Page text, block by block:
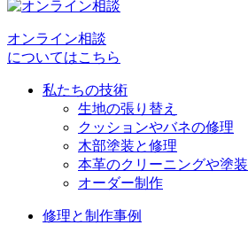
ー
シ
ョ
オンライン相談
についてはこちら
私たちの技術
生地の張り替え
クッションやバネの修理
木部塗装と修理
本革のクリーニングや塗装
オーダー制作
修理と制作事例